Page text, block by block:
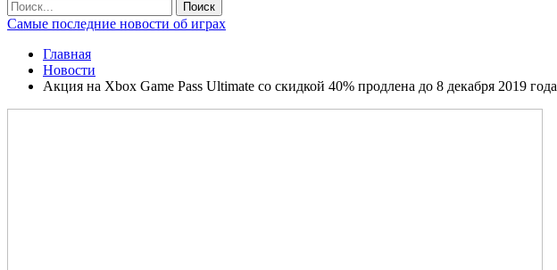
Самые последние новости об играх
Главная
Новости
Акция на Xbox Game Pass Ultimate со скидкой 40% продлена до 8 декабря 2019 года